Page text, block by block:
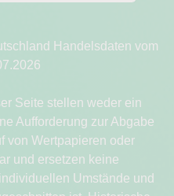
Handelsdaten vom
Seite stellen weder ein
Aufforderung zur Abgabe
von Wertpapieren oder
und ersetzen keine
Umstände und